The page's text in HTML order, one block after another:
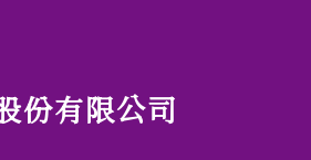
份有限公司